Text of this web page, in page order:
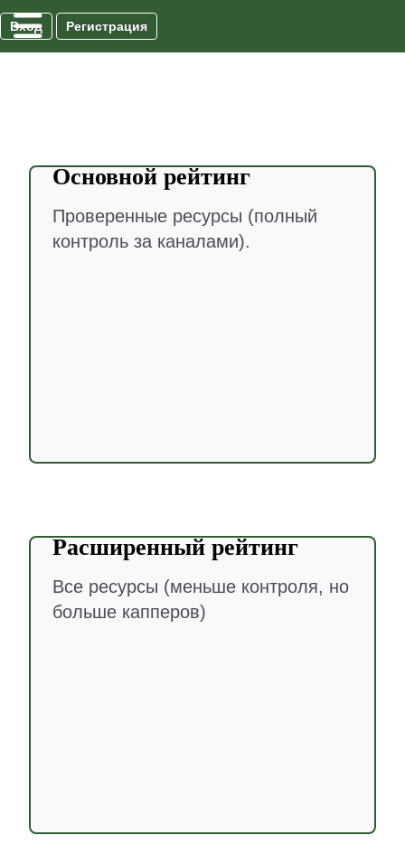
Вход Регистрация
Основной рейтинг
Проверенные ресурсы (полный
контроль за каналами).
Расширенный рейтинг
Все ресурсы (меньше контроля, но
больше капперов)